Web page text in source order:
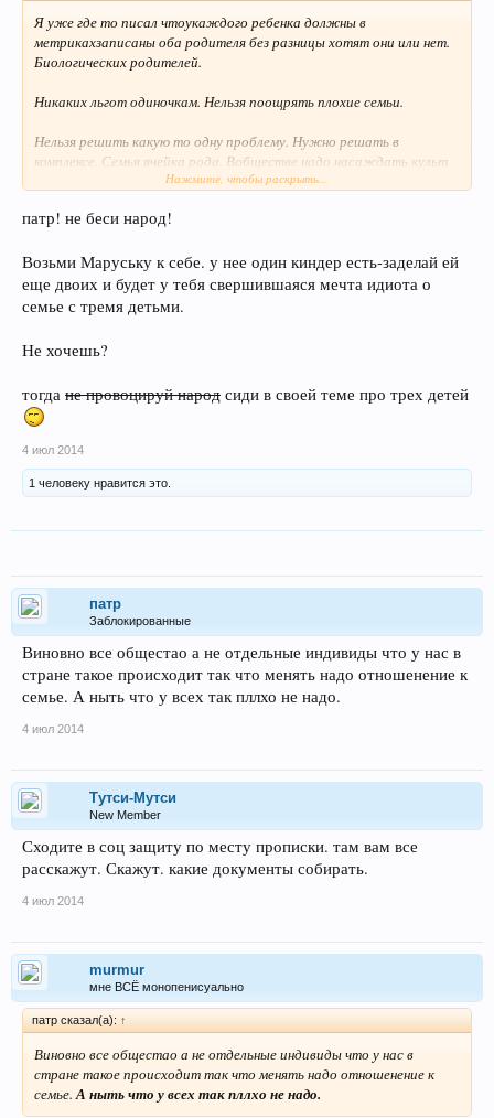
Я уже где то писал чтоукаждого ребенка должны в
метрикахзаписаны оба родителя без разницы хотят они или нет.
Биологических родителей.
Никаких льгот одиночкам. Нельзя поощрять плохие семьи.
Нельзя решить какую то одну проблему. Нужно решать в
комплексе. Семья ячейка рода. Вобществе надо насаждать культ
Русские братья и сестры для вас пишу.
Нажмите, чтобы раскрыть...
патр! не беси народ!
Возьми Маруську к себе. у нее один киндер есть-заделай ей
еще двоих и будет у тебя свершившаяся мечта идиота о
семье с тремя детьми.
Не хочешь?
тогда не провоцируй народ сиди в своей теме про трех детей
4 июл 2014
1 человеку нравится это.
патр
Заблокированные
Виновно все общестао а не отдельные индивиды что у нас в
стране такое происходит так что менять надо отношенение к
семье. А ныть что у всех так пллхо не надо.
4 июл 2014
Тутси-Мутси
New Member
Сходите в соц защиту по месту прописки. там вам все
расскажут. Скажут. какие документы собирать.
4 июл 2014
murmur
мне ВСЁ монопенисуально
патр сказал(а): ↑
Виновно все общестао а не отдельные индивиды что у нас в
стране такое происходит так что менять надо отношенение к
семье.А ныть что у всех так пллхо не надо.